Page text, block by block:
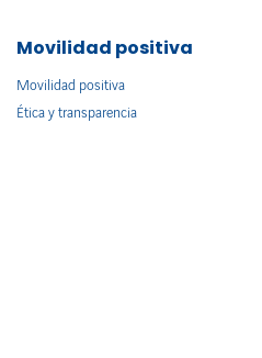
Movilidad positiva
Movilidad positiva
Ética y transparencia